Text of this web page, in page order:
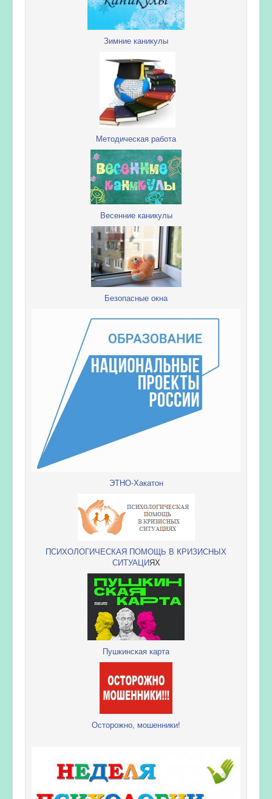
Зимние каникулы
Методическая работа
Весенние каникулы
Безопасные окна
ЭТНО-Хакатон
ПСИХОЛОГИЧЕСКАЯ ПОМОЩЬ В КРИЗИСНЫХ
СИТУАЦИЯХ
Пушкинская карта
Осторожно, мошенники!